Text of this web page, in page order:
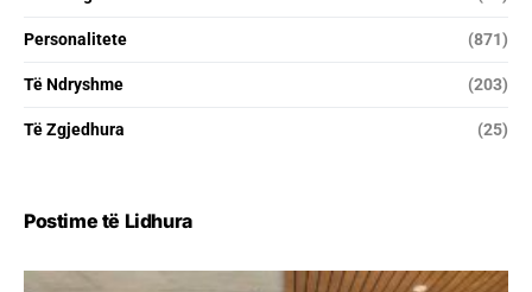
Personalitete (871)
Të Ndryshme (203)
Të Zgjedhura (25)
Postime të Lidhura